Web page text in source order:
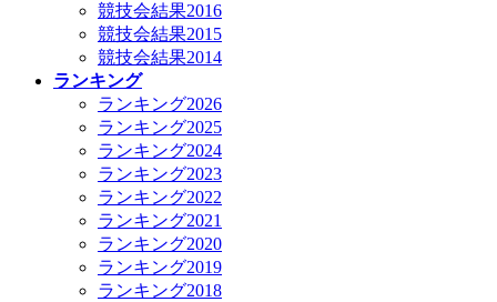
競技会結果2016
競技会結果2015
競技会結果2014
ランキング
ランキング2026
ランキング2025
ランキング2024
ランキング2023
ランキング2022
ランキング2021
ランキング2020
ランキング2019
ランキング2018